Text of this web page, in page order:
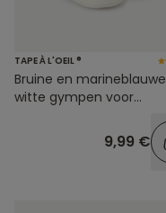
TAPE À L'OEIL ®
Bruine en marineblauwe
witte gympen voor
9,99 €